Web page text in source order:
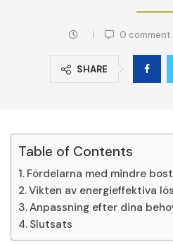
0 comment
SHARE
Table of Contents
Fördelarna med mindre
Vikten av energieffektiva
Anpassning efter dina
Slutsats